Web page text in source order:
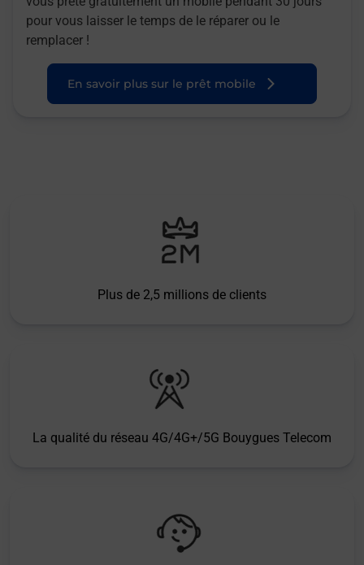
pour vous laisser le temps de le réparer ou le
remplacer !
En savoir plus sur le prêt mobile
Plus de 2,5 millions de clients
La qualité du réseau 4G/4G+/5G Bouygues Telecom